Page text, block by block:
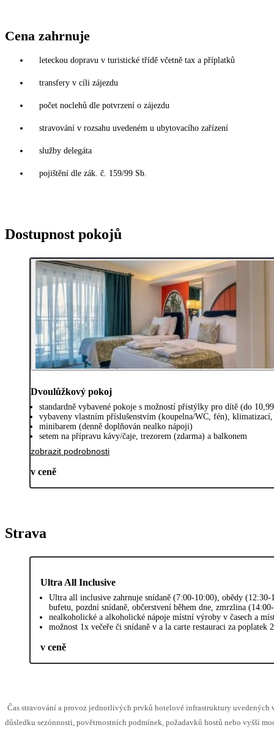
Cena zahrnuje
leteckou dopravu v turistické třídě včetně tax a příplatků
transfery v cíli zájezdu
počet noclehů dle potvrzení o zájezdu
stravování v rozsahu uvedeném u ubytovacího zařízení
služby delegáta
pojištění dle zák. č. 159/99 Sb.
Dostupnost pokojů
Dvoulůžkový pokoj
standardně vybavené pokoje s možností přistýlky pro dítě (do
vybaveny vlastním příslušenstvím (koupelna/WC, fén),
minibarem (denně doplňován nealko nápoji)
setem na přípravu kávy/čaje, trezorem (zdarma) a balkonem
zobrazit podrobnosti
v ceně
Strava
Ultra All Inclusive
Ultra all inclusive zahrnuje snídaně (7:00-10:00), obědy
bufetu, pozdní snídaně, občerstvení během dne, zmrzlina
nealkoholické a alkoholické nápoje místní výroby v časech a
možnost 1x večeře či snídaně v a la carte restauraci za poplatek
v ceně
Čas stravování a provoz jednotlivých prvků hotelové infrastruktury uvedených
důsledku sezónnosti, povětrnostních podmínek, požadavků hostů nebo vyšší